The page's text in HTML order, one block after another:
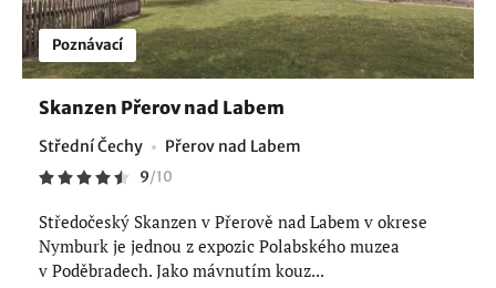
Poznávací
Skanzen Přerov nad Labem
Střední Čechy Přerov nad Labem
9/10
Středočeský Skanzen v Přerově nad Labem v okrese
Nymburk je jednou z expozic Polabského muzea
v Poděbradech. Jako mávnutím kouz...